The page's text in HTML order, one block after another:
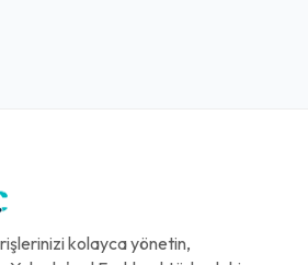
kolayca yönetin,